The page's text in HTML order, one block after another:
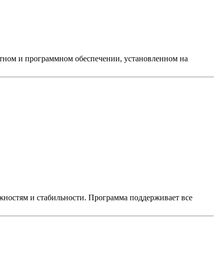
и программном обеспечении, установленном на
и стабильности. Программа поддерживает все